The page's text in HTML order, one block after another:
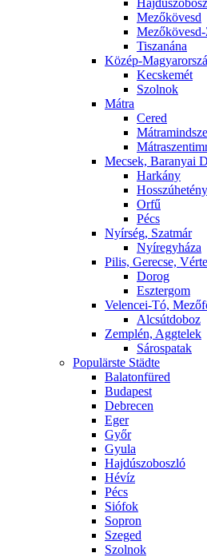
Mezőkövesd
Tiszanána
Közép-
Kecskemét
Szolnok
Mátra
Cered
Mecsek, Baranyai
Harkány
Hosszúhetény
Orfű
Pécs
Nyírség, Szatmár
Nyíregyháza
Pilis, Gerecse,
Dorog
Esztergom
Velencei-Tó,
Alcsútdoboz
Zemplén, Aggtelek
Sárospatak
Populärste Städte
Balatonfüred
Budapest
Debrecen
Eger
Győr
Gyula
Hajdúszoboszló
Hévíz
Pécs
Siófok
Sopron
Szeged
Szolnok